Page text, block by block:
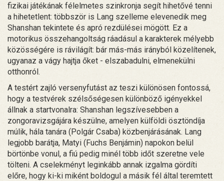
fizikai játékának félelmetes szinkronja segít hihetővé tenni
a hihetetlent: többször is Lang szelleme elevenedik meg
Shanshan tekintete és apró rezdülései mögött. Ez a
motorikus összehangoltság ráadásul a karakterek mélyebb
közösségére is rávilágít: bár más-más irányból közelítenek,
ugyanaz a vágy hajtja őket - elszabadulni, elmenekülni
otthonról.
A testért zajló versenyfutást az teszi különösen fontossá,
hogy a testvérek szélsőségesen különböző igényekkel
állnak a startvonalra: Shanshan legszívesebben a
zongoravizsgájára készülne, amelyen külföldi ösztöndíja
múlik, hála tanára (Polgár Csaba) közbenjárásának. Lang
legjobb barátja, Matyi (Fuchs Benjámin) napokon belül
börtönbe vonul, a fiú pedig minél több időt szeretne vele
tölteni. A cselekményt leginkább annak izgalma gördíti
előre, hogy ki-ki miként boldogul a másik fél által teremtett